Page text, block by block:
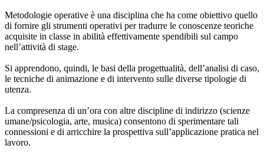
Metodologie operative è una disciplina che ha come obiettivo quello
di fornire gli strumenti operativi per tradurre le conoscenze teoriche
acquisite in classe in abilità effettivamente spendibili sul campo
nell’attività di stage.
Si apprendono, quindi, le basi della progettualità, dell’analisi di caso,
le tecniche di animazione e di intervento sulle diverse tipologie di
utenza.
La compresenza di un’ora con altre discipline di indirizzo (scienze
umane/psicologia, arte, musica) consentono di sperimentare tali
connessioni e di arricchire la prospettiva sull’applicazione pratica nel
lavoro.